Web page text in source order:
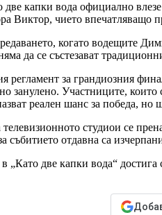
капки вода официално
Виктор, чието
когато водещите
да се състезават
регламент за грандиозния
занулено. Участниците,
реален шанс за победа, но
студиои се
събитието отдавна са
две капки вода“